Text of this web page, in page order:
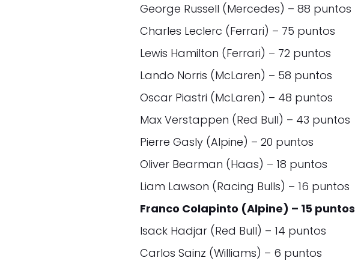
George Russell (Mercedes) – 88 puntos
Charles Leclerc (Ferrari) – 75 puntos
Lewis Hamilton (Ferrari) – 72 puntos
Lando Norris (McLaren) – 58 puntos
Oscar Piastri (McLaren) – 48 puntos
Max Verstappen (Red Bull) – 43 puntos
Pierre Gasly (Alpine) – 20 puntos
Oliver Bearman (Haas) – 18 puntos
Liam Lawson (Racing Bulls) – 16 puntos
Franco Colapinto (Alpine) – 15 puntos
Isack Hadjar (Red Bull) – 14 puntos
Carlos Sainz (Williams) – 6 puntos